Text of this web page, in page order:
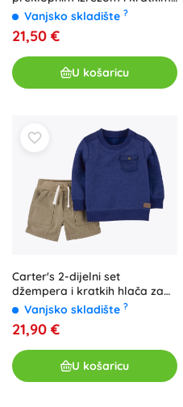
rukavima, jednobojni za
dječaka, 5 kom
Vanjsko skladište ?
21,50 €
U košaricu
Carter's 2-dijelni set
džempera i kratkih hlača za
dječake plavi, 6 mjeseci
Vanjsko skladište ?
21,90 €
U košaricu